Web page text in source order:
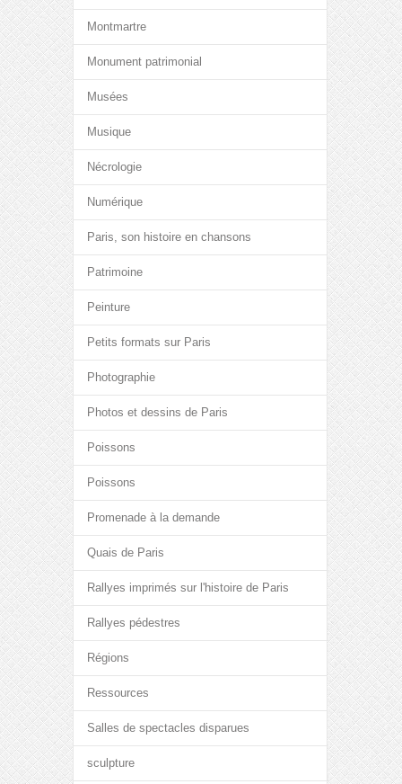
Montmartre
Monument patrimonial
Musées
Musique
Nécrologie
Numérique
Paris, son histoire en chansons
Patrimoine
Peinture
Petits formats sur Paris
Photographie
Photos et dessins de Paris
Poissons
Poissons
Promenade à la demande
Quais de Paris
Rallyes imprimés sur l'histoire de Paris
Rallyes pédestres
Régions
Ressources
Salles de spectacles disparues
sculpture